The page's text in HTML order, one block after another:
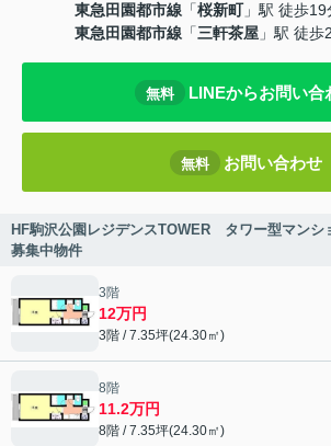
東急田園都市線 「桜新町」駅 徒歩19
東急田園都市線 「三軒茶屋 」駅 徒歩
無料 LINEからお問い合
無料 お問い合わせ
HF駒沢公園レジデンスTOWER タワー型マン
募集中物件
3階
12万円
3階 / 7.35坪(24.30㎡)
8階
11.2万円
8階 / 7.35坪(24.30㎡)